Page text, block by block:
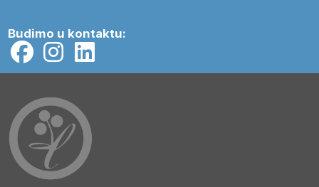
Budimo u kontaktu: